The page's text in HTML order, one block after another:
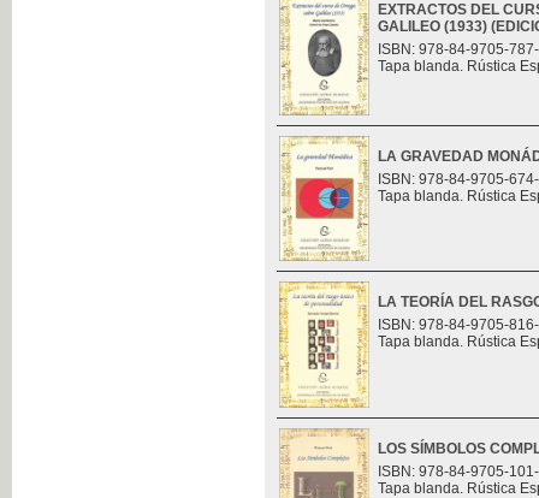
EXTRACTOS DEL
GALILEO (1933)
ISBN: 978-84-9705-
Tapa blanda. Rústica
LA GRAVEDAD
ISBN: 978-84-9705-
Tapa blanda. Rústica
LA TEORÍA DEL
ISBN: 978-84-9705-
Tapa blanda. Rústica
LOS SÍMBOLOS
ISBN: 978-84-9705-
Tapa blanda. Rústica